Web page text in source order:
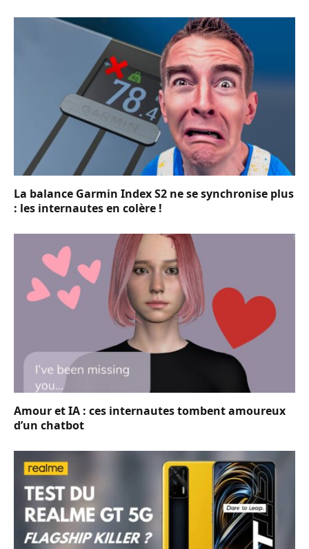
La balance Garmin Index S2 ne se synchronise plus
: les internautes en colère !
Amour et IA : ces internautes tombent amoureux
d’un chatbot